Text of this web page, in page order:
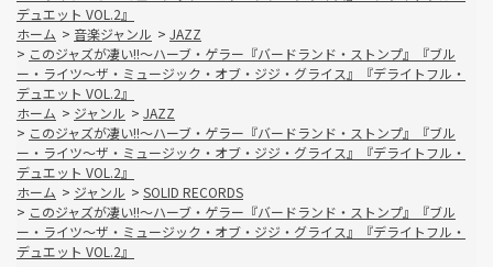
デュエット VOL.2』
ホーム > 音楽ジャンル > JAZZ
> このジャズが凄い!!～ハーブ・ゲラー『バードランド・ストンプ』『ブル
ー・ライツ～ザ・ミュージック・オブ・ジジ・グライス』『デライトフル・
デュエット VOL.2』
ホーム > ジャンル > JAZZ
> このジャズが凄い!!～ハーブ・ゲラー『バードランド・ストンプ』『ブル
ー・ライツ～ザ・ミュージック・オブ・ジジ・グライス』『デライトフル・
デュエット VOL.2』
ホーム > ジャンル > SOLID RECORDS
> このジャズが凄い!!～ハーブ・ゲラー『バードランド・ストンプ』『ブル
ー・ライツ～ザ・ミュージック・オブ・ジジ・グライス』『デライトフル・
デュエット VOL.2』